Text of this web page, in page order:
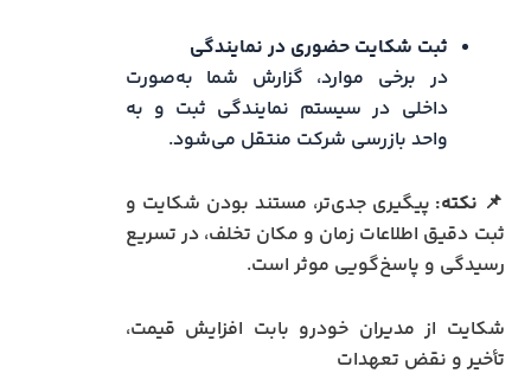
ثبت شکایت حضوری در نمایندگی
در برخی موارد، گزارش شما به‌صورت
داخلی در سیستم نمایندگی ثبت و به
واحد بازرسی شرکت منتقل می‌شود.
📌 نکته: پیگیری جدی‌تر، مستند بودن شکایت و
ثبت دقیق اطلاعات زمان و مکان تخلف، در تسریع
رسیدگی و پاسخ‌گویی موثر است.
شکایت از مدیران خودرو بابت افزایش قیمت،
تأخیر و نقض تعهدات